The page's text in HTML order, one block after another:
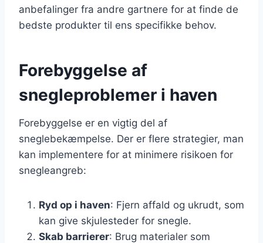
anbefalinger fra andre gartnere for at finde de
bedste produkter til ens specifikke behov.
Forebyggelse af
snegleproblemer i haven
Forebyggelse er en vigtig del af
sneglebekæmpelse. Der er flere strategier, man
kan implementere for at minimere risikoen for
snegleangreb:
Ryd op i haven: Fjern affald og ukrudt, som
kan give skjulesteder for snegle.
Skab barrierer: Brug materialer som